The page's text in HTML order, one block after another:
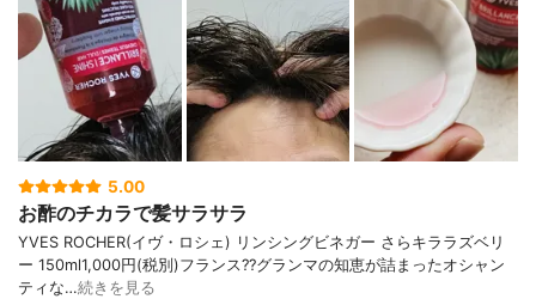
5.00
お酢のチカラで髪サラサラ
YVES ROCHER(イヴ・ロシェ) リンシングビネガー さらキララズベリ
ー 150ml1,000円(税別)フランス??グランマの知恵が詰まったオシャン
ティな…続きを見る